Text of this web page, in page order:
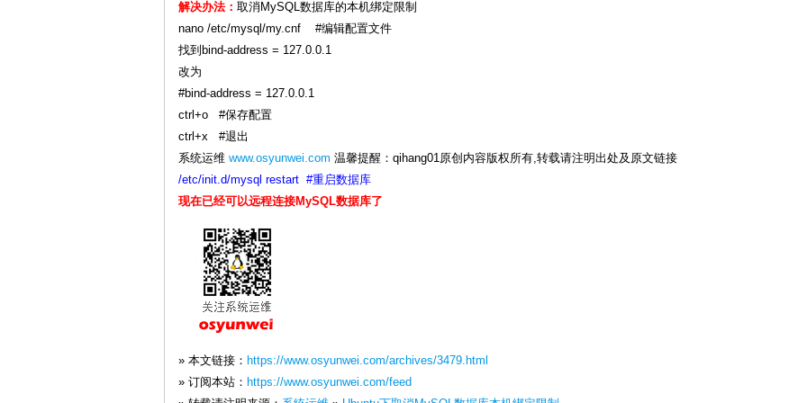
解决办法： 取消MySQL数据库的本机绑定限制
nano /etc/mysql/my.cnf #编辑配置文件
找到bind-address = 127.0.0.1
改为
#bind-address = 127.0.0.1
ctrl+o #保存配置
ctrl+x #退出
系统运维 www.osyunwei.com 温馨提醒：qihang01原创内容版权所有,转载请注明出处及原文链接
/etc/init.d/mysql restart #重启数据库
现在已经可以远程连接MySQL数据库了
» 本文链接： https://www.osyunwei.com/archives/3479.html
» 订阅本站： https://www.osyunwei.com/feed